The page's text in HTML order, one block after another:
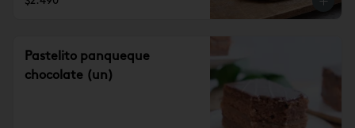
Pastelito panqueque
chocolate (un)